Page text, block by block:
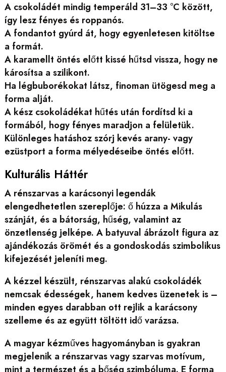
A csokoládét mindig temperáld 31–33 °C között,
így lesz fényes és roppanós.
A fondantot gyúrd át, hogy egyenletesen kitöltse
a formát.
A karamellt öntés előtt kissé hűtsd vissza, hogy ne
károsítsa a szilikont.
Ha légbuborékokat látsz, finoman ütögesd meg a
forma alját.
A kész csokoládékat hűtés után fordítsd ki a
formából, hogy fényes maradjon a felületük.
Különleges hatáshoz szórj kevés arany- vagy
ezüstport a forma mélyedéseibe öntés előtt.
Kulturális Háttér
A rénszarvas a karácsonyi legendák
elengedhetetlen szereplője: ő húzza a Mikulás
szánját, és a bátorság, hűség, valamint az
önzetlenség jelképe. A batyuval ábrázolt figura az
ajándékozás örömét és a gondoskodás szimbolikus
kifejezését jeleníti meg.
A kézzel készült, rénszarvas alakú csokoládék
nemcsak édességek, hanem kedves üzenetek is –
minden egyes darabban ott rejlik a karácsony
szelleme és az együtt töltött idő varázsa.
A magyar kézműves hagyományban is gyakran
megjelenik a rénszarvas vagy szarvas motívum,